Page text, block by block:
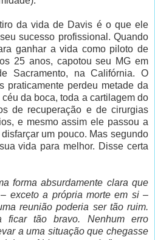
da vida de Davis é o que ele
sucesso profissional. Quando
ganhar a vida como piloto de
25 anos, capotou seu MG em
Sacramento, na Califórnia. O
praticamente perdeu metade da
da boca, toda a cartilagem do
de recuperação e de cirurgias
e mesmo assim ele passou a
um pouco. Mas segundo
vida para melhor. Disse certa
forma absurdamente clara que
exceto a própria morte em si –
reunião poderia ser tão ruim.
ficar tão bravo. Nenhum erro
a uma situação que chegasse